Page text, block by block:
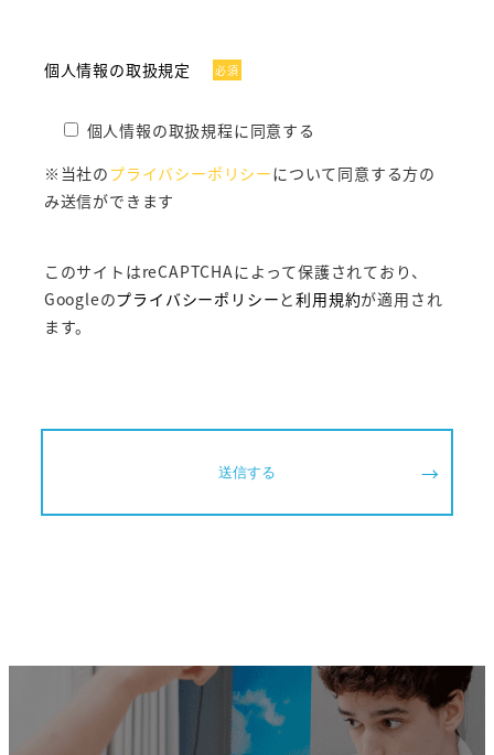
個人情報の取扱規定 必須
個人情報の取扱規程に同意する
※当社のプライバシーポリシーについて同意する方の
み送信ができます
このサイトはreCAPTCHAによって保護されており、
Googleのプライバシーポリシー と利用規約が適用され
ます。